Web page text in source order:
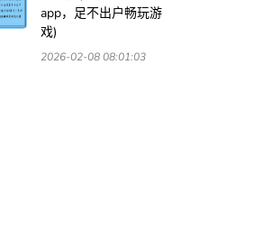
app，足不出户畅玩游
戏)
2026-02-08 08:01:03